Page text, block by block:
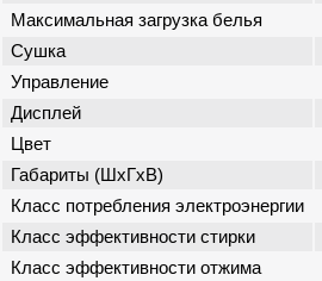
Максимальная загрузка белья
Сушка
Управление
Дисплей
Цвет
Габариты (ШxГxВ)
Класс потребления электроэнергии
Класс эффективности стирки
Класс эффективности отжима